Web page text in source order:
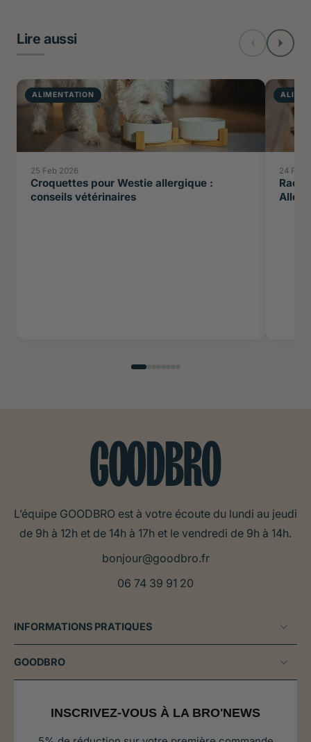
Lire aussi
ALIMENTATION
25 Feb 2026
Croquettes pour Westie allergique :
conseils vétérinaires
24 Feb
L’équipe GOODBRO est à votre écoute du lundi au jeudi
de 9h à 12h et de 14h à 17h et le vendredi de 9h à 14h.
bonjour@goodbro.fr
06 74 39 91 20
INFORMATIONS PRATIQUES
GOODBRO
INSCRIVEZ-VOUS À LA BRO'NEWS